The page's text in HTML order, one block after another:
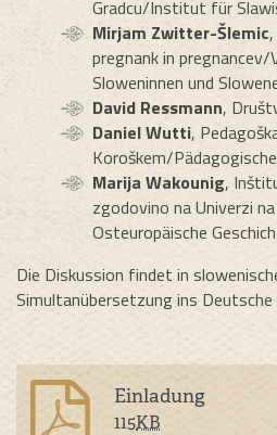
Gradcu/Institut für
Mirjam Zwitter-Šlemic
pregnank in
Sloweninnen und
David Ressmann,
Daniel Wutti,
Koroškem/
Marija Wakounig,
zgodovino na Univerzi
Osteuropäische
Die Diskussion findet in
Simultanübersetzung ins
Einladung
115KB